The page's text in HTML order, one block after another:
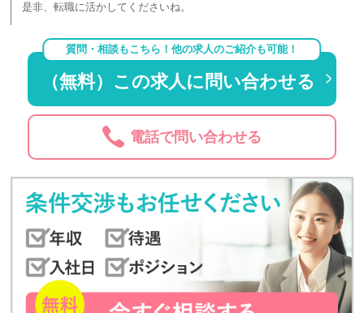
是非、転職に活かしてくださいね。
質問・相談もこちら！他の求人のご紹介も可能！
（無料）この求人に問い合わせる
電話で問い合わせる